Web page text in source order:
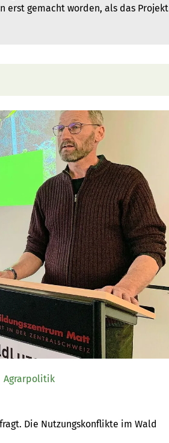
erst gemacht worden, als das Projekt
Die Nutzungskonflikte im Wald
Agrarpolitik